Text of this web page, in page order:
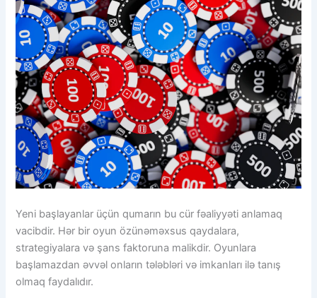
Yeni başlayanlar üçün qumarın bu cür fəaliyyəti anlamaq
vacibdir. Hər bir oyun özünəməxsus qaydalara,
strategiyalara və şans faktoruna malikdir. Oyunlara
başlamazdan əvvəl onların tələbləri və imkanları ilə tanış
olmaq faydalıdır.